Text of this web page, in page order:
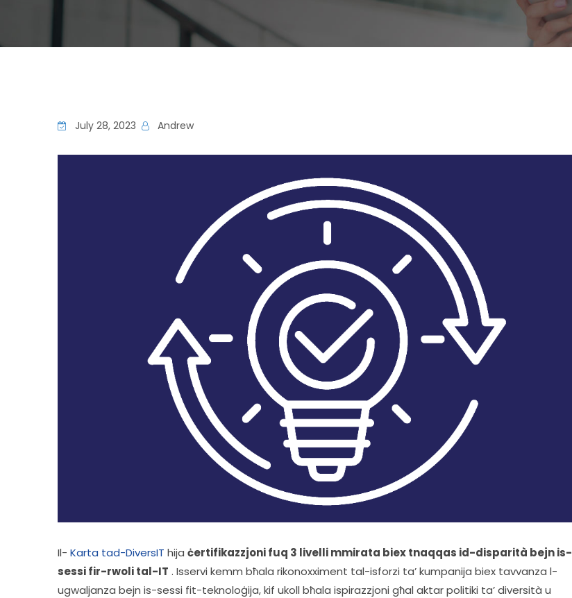
July 28, 2023 Andrew
Il- Karta tad-DiversIT hija ċertifikazzjoni fuq 3 livelli mmirata biex tnaqqas id-disparità bejn is-
sessi fir-rwoli tal-IT . Isservi kemm bħala rikonoxximent tal-isforzi ta’ kumpanija biex tavvanza l-
ugwaljanza bejn is-sessi fit-teknoloġija, kif ukoll bħala ispirazzjoni għal aktar politiki ta’ diversità u